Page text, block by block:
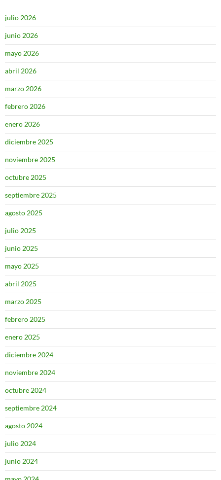
julio 2026
junio 2026
mayo 2026
abril 2026
marzo 2026
febrero 2026
enero 2026
diciembre 2025
noviembre 2025
octubre 2025
septiembre 2025
agosto 2025
julio 2025
junio 2025
mayo 2025
abril 2025
marzo 2025
febrero 2025
enero 2025
diciembre 2024
noviembre 2024
octubre 2024
septiembre 2024
agosto 2024
julio 2024
junio 2024